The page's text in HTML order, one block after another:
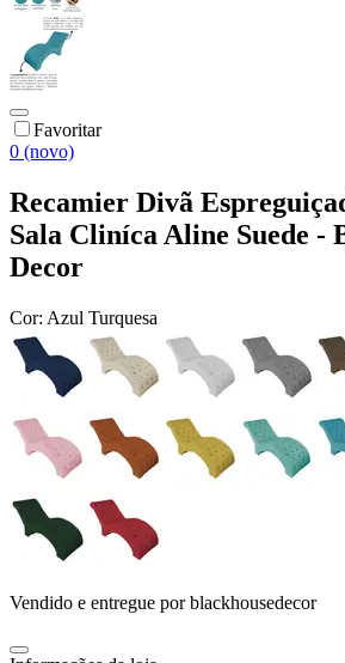
Favoritar
0 (novo)
Recamier Divã
Sala Cliníca Aline Suede -
Decor
Cor: Azul Turquesa
Vendido e entregue por blackhousedecor